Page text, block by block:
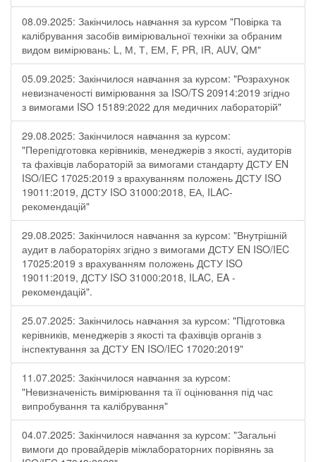
08.09.2025: Закінчилось навчання за курсом "Повірка та
калібрування засобів вимірювальної техніки за обраним
видом вимірювань: L, М, Т, ЕМ, F, РR, ІR, АUV, QМ"
05.09.2025: Закінчилося навчання за курсом: "Розрахунок
невизначеності вимірювання за ISO/TS 20914:2019 згідно
з вимогами ISO 15189:2022 для медичних лабораторій"
29.08.2025: Закінчилося навчання за курсом:
"Перепідготовка керівників, менеджерів з якості, аудиторів
та фахівців лабораторій за вимогами стандарту ДСТУ EN
ISO/IEC 17025:2019 з врахуванням положень ДСТУ ISO
19011:2019, ДСТУ ISO 31000:2018, ЕА, ILAC-
рекомендацій"
29.08.2025: Закінчилося навчання за курсом: "Внутрішній
аудит в лабораторіях згідно з вимогами ДСТУ EN ISO/IEC
17025:2019 з врахуванням положень ДСТУ ISO
19011:2019, ДСТУ ISO 31000:2018, ILAC, EA -
рекомендацій".
25.07.2025: Закінчилось навчання за курсом: "Підготовка
керівників, менеджерів з якості та фахівців органів з
інспектування за ДСТУ EN ISO/IEC 17020:2019"
11.07.2025: Закінчилося навчання за курсом:
"Невизначеність вимірювання та її оцінювання під час
випробування та калібрування"
04.07.2025: Закінчилося навчання за курсом: "Загальні
вимоги до провайдерів міжлабораторних порівнянь за